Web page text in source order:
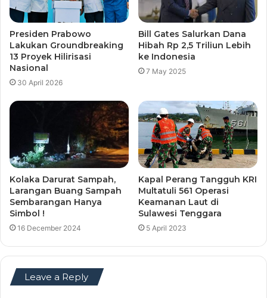
Presiden Prabowo
Lakukan Groundbreaking
13 Proyek Hilirisasi
Nasional
30 April 2026
Bill Gates Salurkan Dana
Hibah Rp 2,5 Triliun Lebih
ke Indonesia
7 May 2025
Kolaka Darurat Sampah,
Larangan Buang Sampah
Sembarangan Hanya
Simbol !
16 December 2024
Kapal Perang Tangguh KRI
Multatuli 561 Operasi
Keamanan Laut di
Sulawesi Tenggara
5 April 2023
Leave a Reply